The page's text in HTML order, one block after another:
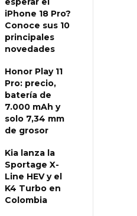
iPhone 18 Pro?
Conoce sus 10
principales
novedades
Honor Play 11
Pro: precio,
batería de
7.000 mAh y
solo 7,34 mm
de grosor
Kia lanza la
Sportage X-
Line HEV y el
K4 Turbo en
Colombia